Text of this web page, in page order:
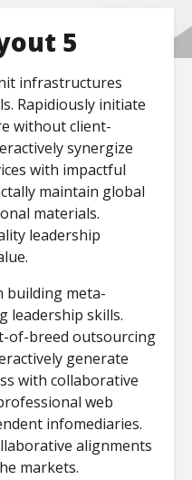
5
infrastructures
Rapidiously initiate
without client-
synergize
with impactful
maintain global
materials.
leadership
building meta-
leadership skills.
of-breed outsourcing
generate
with collaborative
web
infomediaries.
alignments
markets.
Η τέχνη
σε
στο